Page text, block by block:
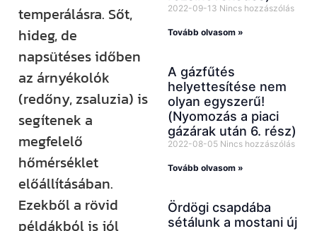
temperálásra. Sőt,
hideg, de
napsütéses időben
az árnyékolók
(redőny, zsaluzia) is
segítenek a
megfelelő
hőmérséklet
előállításában.
Ezekből a rövid
példákból is jól
2022-09-13 Nincs hozzászólás
Tovább olvasom »
A gázfűtés
helyettesítése nem
olyan egyszerű!
(Nyomozás a piaci
gázárak után 6. rész)
2022-08-05 Nincs hozzászólás
Tovább olvasom »
Ördögi csapdába
sétálunk a mostani új